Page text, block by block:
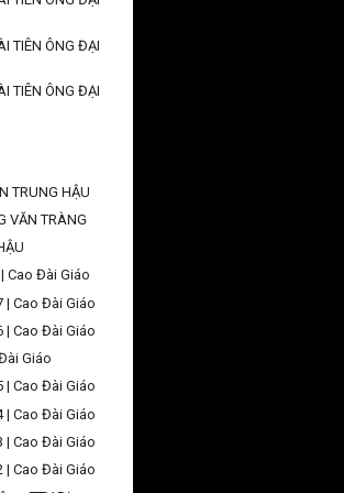
TIÊN ÔNG ĐẠI
TIÊN ÔNG ĐẠI
TRUNG HẬU
VĂN TRÀNG
Cao Đài Giáo
| Cao Đài Giáo
| Cao Đài Giáo
Giáo
| Cao Đài Giáo
| Cao Đài Giáo
| Cao Đài Giáo
| Cao Đài Giáo